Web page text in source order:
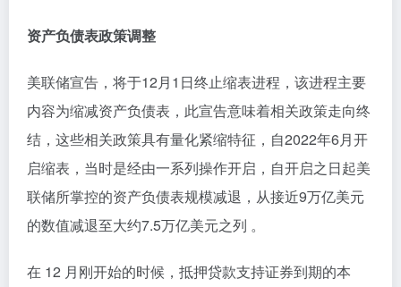
资产负债表政策调整
美联储宣告，将于12月1日终止缩表进程，该进程主要
内容为缩减资产负债表，此宣告意味着相关政策走向终
结，这些相关政策具有量化紧缩特征，自2022年6月开
启缩表，当时是经由一系列操作开启，自开启之日起美
联储所掌控的资产负债表规模减退，从接近9万亿美元
的数值减退至大约7.5万亿美元之列 。
在 12 月刚开始的时候，抵押贷款支持证券到期的本